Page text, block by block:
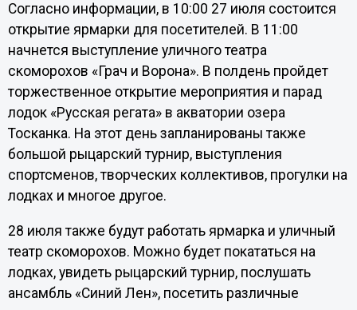
Согласно информации, в 10:00 27 июля состоится
открытие ярмарки для посетителей. В 11:00
начнется выступление уличного театра
скоморохов «Грач и Ворона». В полдень пройдет
торжественное открытие мероприятия и парад
лодок «Русская регата» в акватории озера
Тосканка. На этот день запланированы также
большой рыцарский турнир, выступления
спортсменов, творческих коллективов, прогулки на
лодках и многое другое.
28 июля также будут работать ярмарка и уличный
театр скоморохов. Можно будет покататься на
лодках, увидеть рыцарский турнир, послушать
ансамбль «Синий Лен», посетить различные